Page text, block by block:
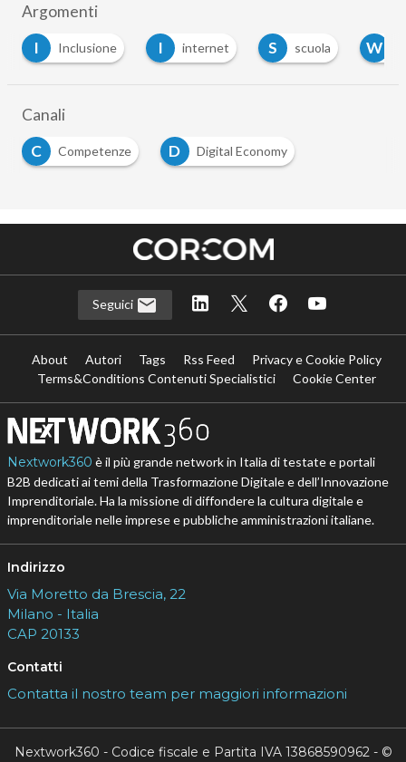
Argomenti
I
Inclusione I internet S scuola W
Canali
C
Competenze D Digital Economy
Seguici
About Autori Tags Rss Feed
Privacy e Cookie Policy
Terms&Conditions Contenuti Specialistici
Cookie Center
Nextwork360 è il più grande network in Italia di testate e portali
B2B dedicati ai temi della Trasformazione Digitale e dell’Innovazione
Imprenditoriale. Ha la missione di diffondere la cultura digitale e
imprenditoriale nelle imprese e pubbliche amministrazioni italiane.
Indirizzo
Via Moretto da Brescia, 22
Milano - Italia
CAP 20133
Contatti
Contatta il nostro team per maggiori informazioni
Nextwork360 - Codice fiscale e Partita IVA 13868590962 - ©